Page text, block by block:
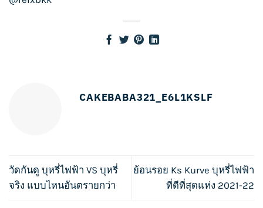
CAKEBABA321_E6L1KSLF
วัดกันดู บุหรี่ไฟฟ้า VS บุหรี่
จริง แบบไหนอันตรายกว่า
ย้อนรอย Ks Kurve บุหรี่ไฟฟ้า
ที่ดีที่สุดแห่ง 2021-22